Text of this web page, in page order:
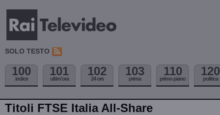
SOLO TESTO
100
indice
101
ultim'ora
102
24 ore
103
prima
110
primo piano
120
politica
Titoli FTSE Italia All-Share